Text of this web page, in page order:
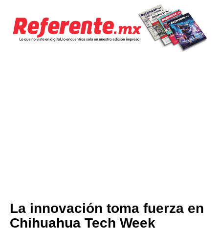
La innovación toma fuerza en
Chihuahua Tech Week